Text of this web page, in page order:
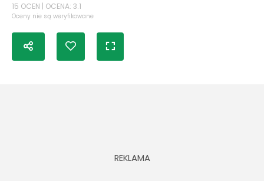
15 OCEN | OCENA: 3.1
Oceny nie są weryfikowane